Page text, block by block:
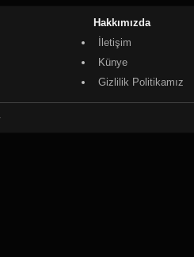
Hakkımızda
İletişim
Künye
Gizlilik Politikamız